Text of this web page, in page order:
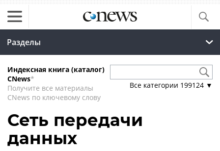
Разделы
Индексная книга (каталог)
CNews*
Получите все материалы
CNews по ключевому слову
Все категории 199124 ▼
Сеть передачи
данных